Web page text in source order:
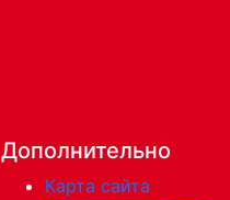
Дополнительно
Карта сайта